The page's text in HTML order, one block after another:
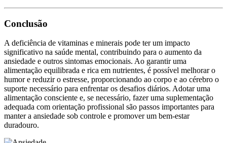
Conclusão
A deficiência de vitaminas e minerais pode ter um impacto
significativo na saúde mental, contribuindo para o aumento da
ansiedade e outros sintomas emocionais. Ao garantir uma
alimentação equilibrada e rica em nutrientes, é possível melhorar o
humor e reduzir o estresse, proporcionando ao corpo e ao cérebro o
suporte necessário para enfrentar os desafios diários. Adotar uma
alimentação consciente e, se necessário, fazer uma suplementação
adequada com orientação profissional são passos importantes para
manter a ansiedade sob controle e promover um bem-estar
duradouro.